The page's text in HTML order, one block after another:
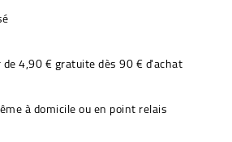
4,90 € gratuite dès 90 € d'achat
à domicile ou en point relais